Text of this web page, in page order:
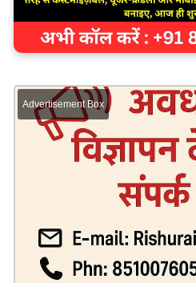
Advertisement Box